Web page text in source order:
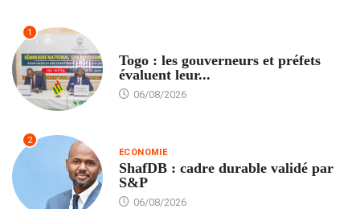
1
Togo : les gouverneurs et préfets
évaluent leur...
06/08/2026
2
ECONOMIE
ShafDB : cadre durable validé par
S&P
06/08/2026